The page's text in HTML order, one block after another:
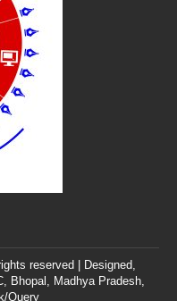
reserved | Designed,
, Bhopal, Madhya Pradesh,
Query